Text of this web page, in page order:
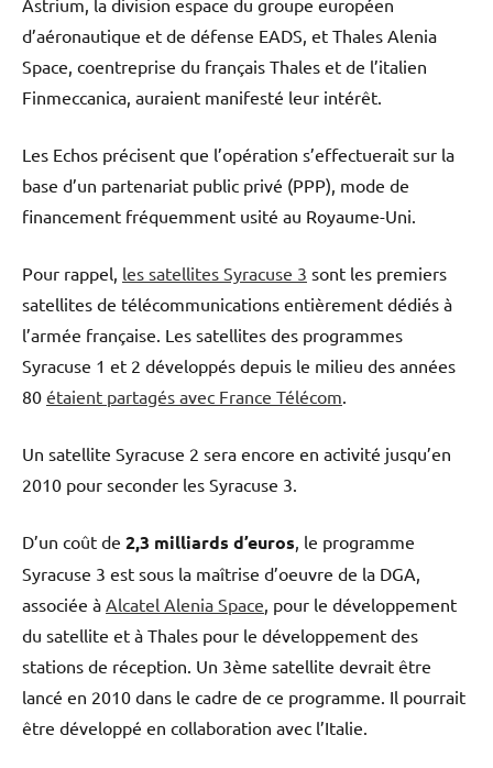
Astrium, la division espace du groupe européen
d’aéronautique et de défense EADS, et Thales Alenia
Space, coentreprise du français Thales et de l’italien
Finmeccanica, auraient manifesté leur intérêt.
Les Echos précisent que l’opération s’effectuerait sur la
base d’un partenariat public privé (PPP), mode de
financement fréquemment usité au Royaume-Uni.
Pour rappel, les satellites Syracuse 3 sont les premiers
satellites de télécommunications entièrement dédiés à
l’armée française. Les satellites des programmes
Syracuse 1 et 2 développés depuis le milieu des années
80 étaient partagés avec France Télécom.
Un satellite Syracuse 2 sera encore en activité jusqu’en
2010 pour seconder les Syracuse 3.
D’un coût de 2,3 milliards d’euros, le programme
Syracuse 3 est sous la maîtrise d’oeuvre de la DGA,
associée à Alcatel Alenia Space, pour le développement
du satellite et à Thales pour le développement des
stations de réception. Un 3ème satellite devrait être
lancé en 2010 dans le cadre de ce programme. Il pourrait
être développé en collaboration avec l’Italie.